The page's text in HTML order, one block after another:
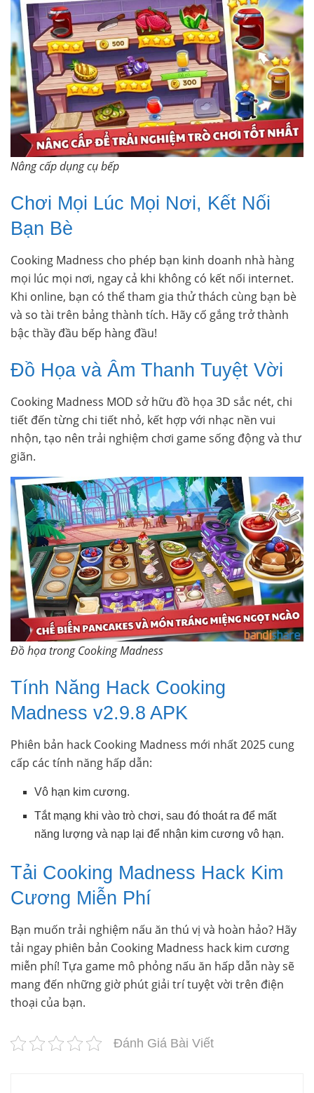
Nâng cấp dụng cụ bếp
Chơi Mọi Lúc Mọi Nơi, Kết Nối
Bạn Bè
Cooking Madness cho phép bạn kinh doanh nhà hàng
mọi lúc mọi nơi, ngay cả khi không có kết nối internet.
Khi online, bạn có thể tham gia thử thách cùng bạn bè
và so tài trên bảng thành tích. Hãy cố gắng trở thành
bậc thầy đầu bếp hàng đầu!
Đồ Họa và Âm Thanh Tuyệt Vời
Cooking Madness MOD sở hữu đồ họa 3D sắc nét, chi
tiết đến từng chi tiết nhỏ, kết hợp với nhạc nền vui
nhộn, tạo nên trải nghiệm chơi game sống động và thư
giãn.
Đồ họa trong Cooking Madness
Tính Năng Hack Cooking
Madness v2.9.8 APK
Phiên bản hack Cooking Madness mới nhất 2025 cung
cấp các tính năng hấp dẫn:
Vô hạn kim cương.
Tắt mạng khi vào trò chơi, sau đó thoát ra để mất
năng lượng và nạp lại để nhận kim cương vô hạn.
Tải Cooking Madness Hack Kim
Cương Miễn Phí
Bạn muốn trải nghiệm nấu ăn thú vị và hoàn hảo? Hãy
tải ngay phiên bản Cooking Madness hack kim cương
miễn phí! Tựa game mô phỏng nấu ăn hấp dẫn này sẽ
mang đến những giờ phút giải trí tuyệt vời trên điện
thoại của bạn.
Đánh Giá Bài Viết